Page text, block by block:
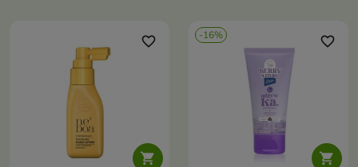
haargroei stimuleert – zelfs bij
haaruitval veroorzaakt door
stress en hormonen.

favorite_border -16%

favorite_border